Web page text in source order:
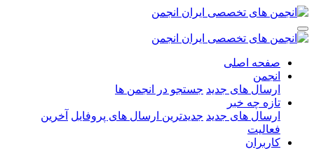
صفحه اصلی
انجمن
ارسال های جدید جستجو در انجمن ها
تازه چه خبر
ارسال های جدید جدیدترین ارسال های پروفایل آخرین
فعالیت
کاربران